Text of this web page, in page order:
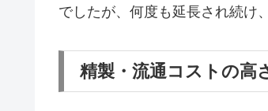
でしたが、何度も延長され続け
精製・流通コストの高